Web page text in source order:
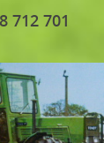
712 701